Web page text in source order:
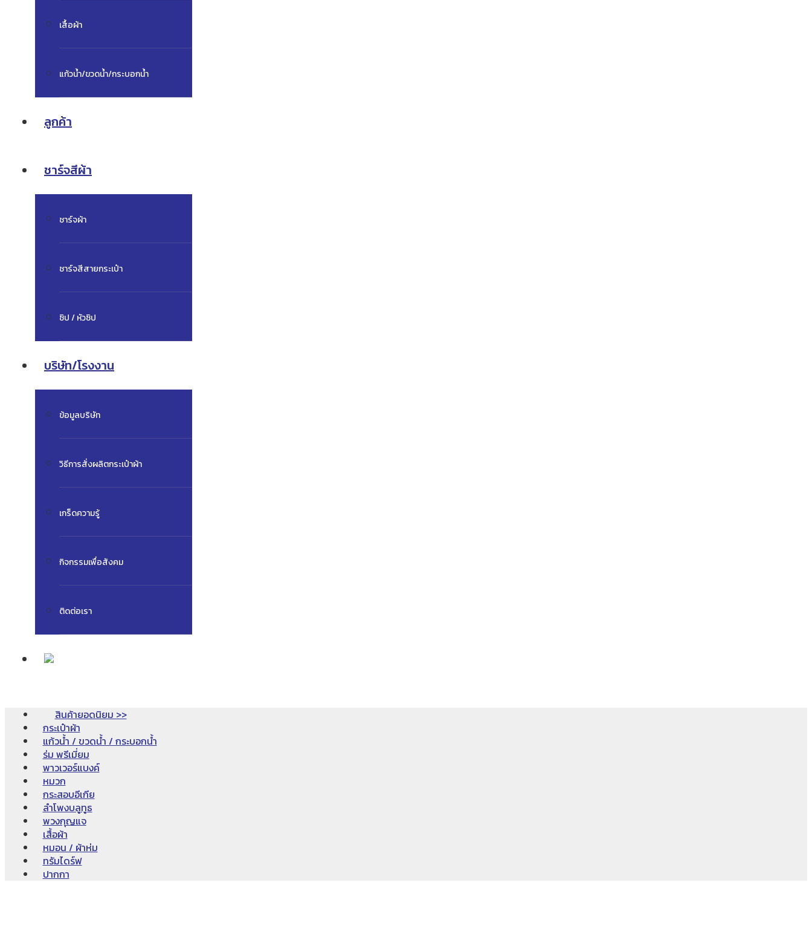
เสื้อผ้า
แก้วน้ำ/ขวดน้ำ/กระบอกน้ำ
ลูกค้า
ชาร์จสีผ้า
ชาร์จผ้า
ชาร์จสีสายกระเป๋า
ซิป / หัวซิป
บริษัท/โรงงาน
ข้อมูลบริษัท
วิธีการสั่งผลิตกระเป๋าผ้า
เกร็ดความรู้
กิจกรรมเพื่อสังคม
ติดต่อเรา
สินค้ายอดนิยม >>
กระเป๋าผ้า
แก้วน้ำ / ขวดน้ำ / กระบอกน้ำ
ร่ม พรีเมี่ยม
พาวเวอร์แบงค์
หมวก
กระสอบอีเกีย
ลำโพงบลูทูธ
พวงกุญแจ
เสื้อผ้า
หมอน / ผ้าห่ม
ทรัมไดร์ฟ
ปากกา